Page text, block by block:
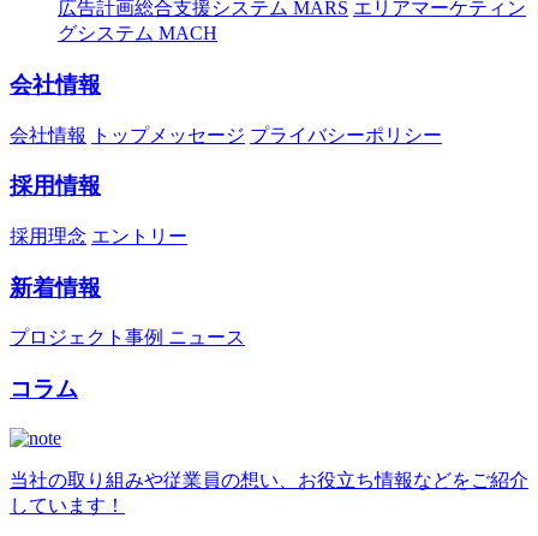
広告計画総合支援システム MARS エリアマーケティン
グシステム MACH
会社情報
会社情報 トップメッセージ プライバシーポリシー
採用情報
採用理念 エントリー
新着情報
プロジェクト事例 ニュース
コラム
当社の取り組みや従業員の想い、お役立ち情報などをご紹介
しています！